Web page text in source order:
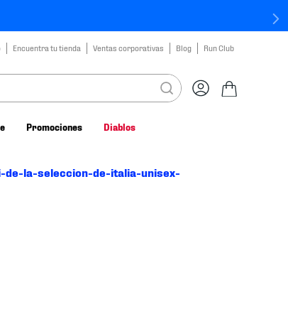
Encuentra tu tienda Ventas corporativas Blog Run Club
Promociones Diablos
la-seleccion-de-italia-unisex-